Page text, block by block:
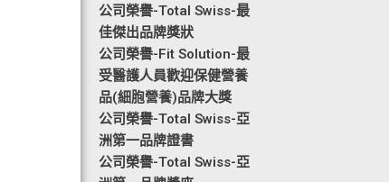
公司榮譽-Total Swiss-最
佳傑出品牌獎狀
公司榮譽-Fit Solution-最
受醫護人員歡迎保健營養
品(細胞營養)品牌大獎
公司榮譽-Total Swiss-亞
洲第一品牌證書
公司榮譽-Total Swiss-亞